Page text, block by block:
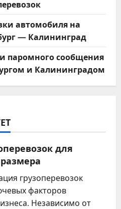
автомобиля на
— Калининград
паромного сообщения
и Калининградом
для
грузоперевозок
факторов
Независимо от